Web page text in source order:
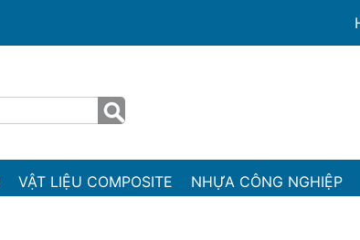
VẬT LIỆU COMPOSITE NHỰA CÔNG NGHIỆP